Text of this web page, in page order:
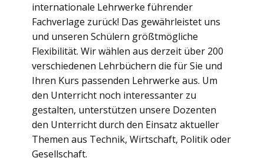
internationale Lehrwerke führender
Fachverlage zurück! Das gewährleistet uns
und unseren Schülern größtmögliche
Flexibilität. Wir wählen aus derzeit über 200
verschiedenen Lehrbüchern die für Sie und
Ihren Kurs passenden Lehrwerke aus. Um
den Unterricht noch interessanter zu
gestalten, unterstützen unsere Dozenten
den Unterricht durch den Einsatz aktueller
Themen aus Technik, Wirtschaft, Politik oder
Gesellschaft.